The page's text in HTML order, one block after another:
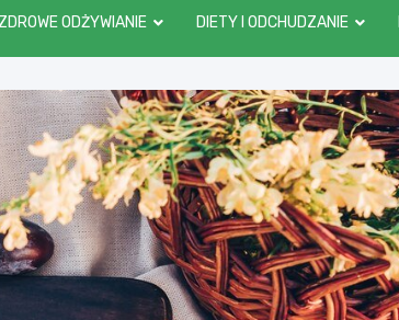
ZDROWE ODŻYWIANIE DIETY I ODCHUDZANIE